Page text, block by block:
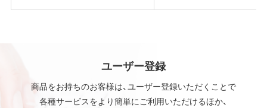
ユーザー登録
商品をお持ちのお客様は、ユーザー登録いただくことで
各種サービスをより簡単にご利用いただけるほか、